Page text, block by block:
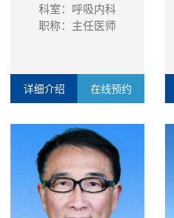
科室：呼吸内科
职称：主任医师
详细介绍 在线预约